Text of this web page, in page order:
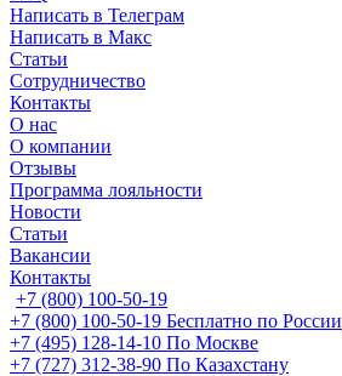
Написать в Телеграм
Написать в Макс
Статьи
Сотрудничество
Контакты
О нас
О компании
Отзывы
Программа лояльности
Новости
Статьи
Вакансии
Контакты
+7 (800) 100-50-19
+7 (800) 100-50-19 Бесплатно по России
+7 (495) 128-14-10 По Москве
+7 (727) 312-38-90 По Казахстану